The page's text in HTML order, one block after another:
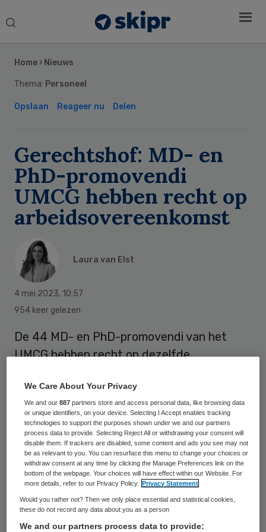
Search
Home › Nieuws
Thema: Personeel
Opslaan Reageer nu Delen
Gerechtshof: MD- en
PhD-promovendi
UMCG hebben recht op
arbeidsovereenkomst
Laura van Elst
4 mei 2023, 10:57
954 keer gelezen
De 44 MD- en PhD-promovendi van het
UMCG hebben recht op dezelfde
werknemerspromovendi. Dat heeft het
Gerechtshof Arnhem-Leeuwarden op 2 mei
2023 bepaald. Met dit arrest is de eerdere
uitspraak van de kantonrechter verworpen.
Al ruim twintig jaar bestaat in Groningen
het MD/PhD-programma waarbij
masterstudenten Geneeskunde hun studie
Sidebar
We Care About Your Privacy
We and our887 partners store and access personal data, like browsing data
or unique identifiers, on your device. Selecting I Accept enables tracking
technologies to support the purposes shown under we and our partners
process data to provide. Selecting Reject All or withdrawing your consent will
disable them. If trackers are disabled, some content and ads you see may not
be as relevant to you. You can resurface this menu to change your choices or
withdraw consent at any time by clicking the Manage Preferences link on the
bottom of the webpage. Your choices will have effect within our Website. For
more details, refer to our Privacy Policy.
Privacy Statement
Would you rather not? Then we only place essential and statistical cookies,
these do not record any data about you as a person
We and our partners process data to provide: